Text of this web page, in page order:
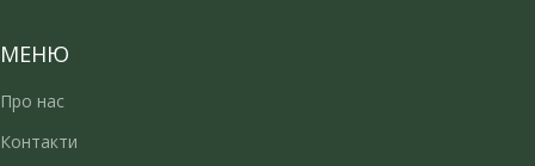
МЕНЮ
Про нас
Контакти